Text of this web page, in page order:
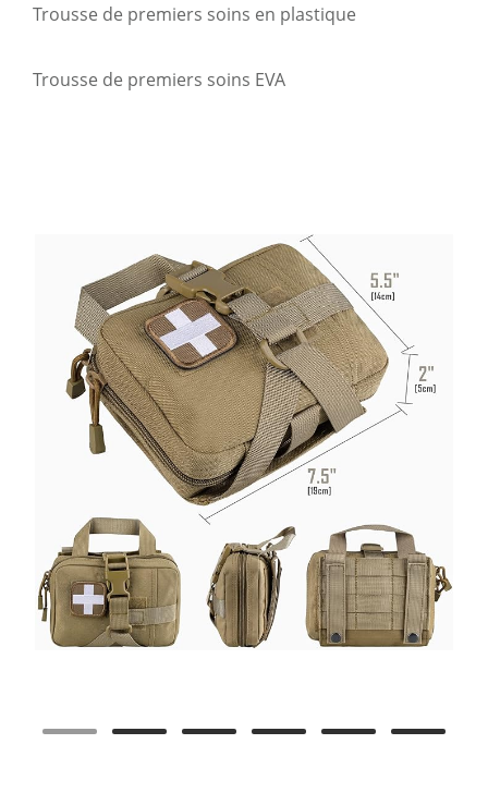
Trousse de premiers soins en plastique
Trousse de premiers soins EVA